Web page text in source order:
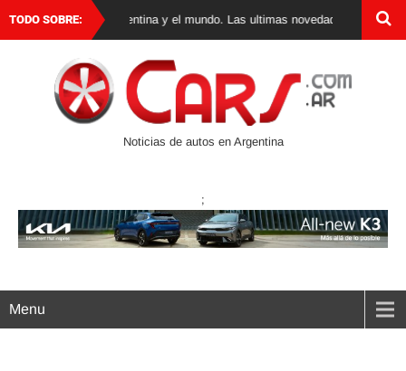
TODO SOBRE:
0 km en Argentina y el mundo. Las ultimas novedades,
Noticias de autos en Argentina
;
Menu